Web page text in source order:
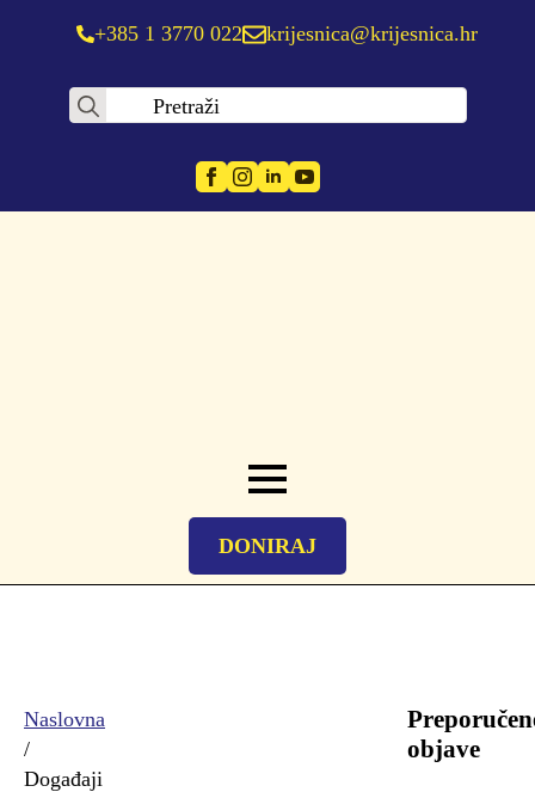
+385 1 3770 022 krijesnica@krijesnica.hr
Search
DONIRAJ
Naslovna
/
Događaji
objave